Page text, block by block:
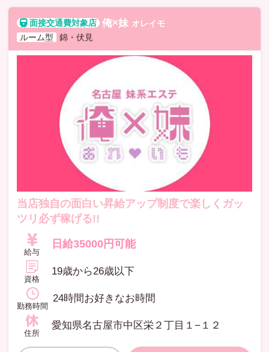
俺×妹 オレイモ
ルーム型
錦・伏見
当店独自の面白い昇給アップ制度で楽しくガッ
ツリ必ず稼げる!!
給与
日給35000円可能
資格
19歳から26歳以下
勤務時間
24時間お好きなお時間
住所
愛知県名古屋市中区栄２丁目１−１２